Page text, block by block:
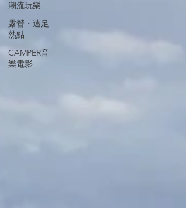
潮流玩樂
露營・遠足
熱點
CAMPER音
樂電影